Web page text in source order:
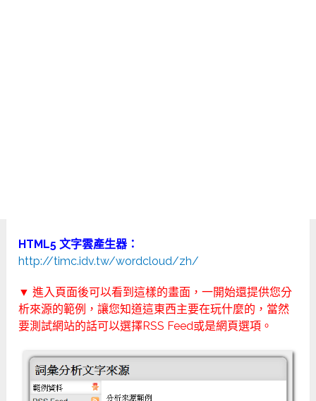
HTML5 文字雲產生器：
http://timc.idv.tw/wordcloud/zh/
▼ 進入頁面後可以看到這樣的畫面，一開始還提供您分
析來源的範例，讓您知道這東西主要在玩什麼的，當然
要測試網站的話可以選擇RSS Feed或是網頁選項。